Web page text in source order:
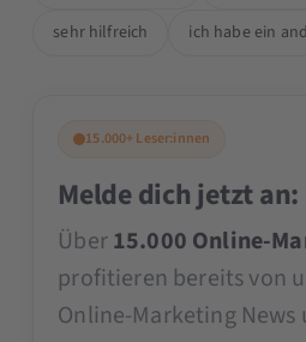
sehr hilfreich
ich habe ein
15.000+ Leser:innen
Melde dich jetzt an:
Über15.000 Online-
profitieren bereits von
Online-Marketing News